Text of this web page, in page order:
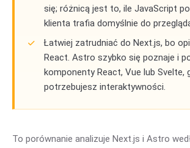
się; różnicą jest to, ile JavaScript
klienta trafia domyślnie do
Łatwiej zatrudniać do Next.js, bo
React. Astro szybko się poznaje i
komponenty React, Vue lub Svelte,
potrzebujesz interaktywności.
To porównanie analizuje Next.js i Astro